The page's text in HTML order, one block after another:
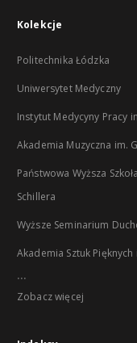
Kolekcje
Politechnika Łódzka
Uniwersytet Medyczny
Instytut Medycyny Pracy
Akademia Muzyczna im.
Państwowa Wyższa
Schillera
Wyższe Seminarium
Akademia Sztuk Pięknych
...
Zobacz więcej